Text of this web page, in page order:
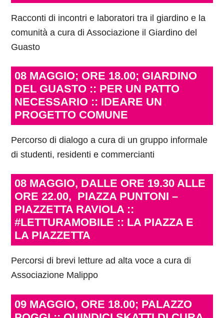
Racconti di incontri e laboratori tra il giardino e la
comunità a cura di Associazione il Giardino del
Guasto
08 MAGGIO; ORE 18.00; GIARDINO
DEL GUASTO :: PER UN PATTO
NECESSARIO :: IDEARE UN
PROGETTO COMUNE
Percorso di dialogo a cura di un gruppo informale
di studenti, residenti e commercianti
08 MAGGIO, DALLE ORE 19.30 ALLE
ORE 22.00, PIAZZA PUNTONI –
PIAZZETTA RAVIOLA ::
#LETTURAMOBILE :: LA PIAZZA E
LA PIAZZETTA
Percorsi di brevi letture ad alta voce a cura di
Associazione Malippo
09 MAGGIO, ORE 18.00; PALAZZO